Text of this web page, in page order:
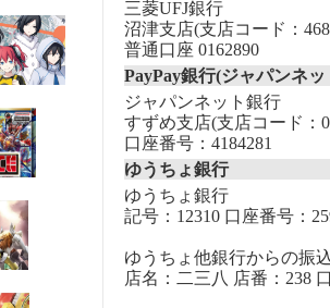
三菱UFJ銀行
沼津支店(支店コード：
普通口座 0162890
PayPay銀行(ジャパンネ
ジャパンネット銀行
すずめ支店(支店コード：
口座番号：4184281
ゆうちょ銀行
ゆうちょ銀行
記号：12310 口座番号：
ゆうちょ他銀行からの振
店名：二三八 店番：238